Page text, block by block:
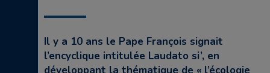
Il y a 10 ans le Pape François signait
l’encyclique intitulée Laudato si’, en